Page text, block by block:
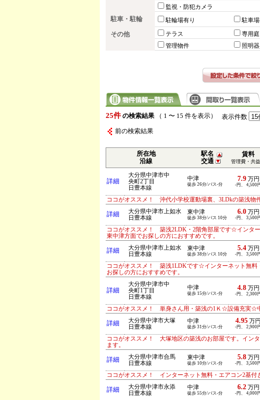
監視・防犯カメラ
駐車・駐輪 駐輪場有り 駐車場
その他 テラス 専用庭
管理物件
照明
25件 の検索結果（ 1 〜 15 件を表示） 表示件数
前の検索結果
所在地
沿線
駅名
交通
賃料
管理費・共
詳細
大分県中津市中
央町2丁目
日豊本線
中津
徒歩 26分/バス-分
7.9万円
-円、 4,500
ココがオススメ！ 沖代小学校運動場裏、3LDkの築浅物
詳細
大分県中津市上如水
日豊本線
東中津
徒歩 38分/バス 10分
6.0万円
-円、 3,500
ココがオススメ！ 築浅2LDK・2階角部屋です☆インタ
東中津方面でお探しの方におすすめです。
詳細
大分県中津市上如水
日豊本線
東中津
徒歩 38分/バス 10分
5.4万円
-円、 3,500
ココがオススメ！ 築浅1LDKです☆インターネット無料
お探しの方におすすめです。
詳細
大分県中津市中
央町1丁目
日豊本線
中津
徒歩 15分/バス-分
4.8万円
-円、 2,300
ココがオススメ！ 単身さん用・築浅の1Ｋ☆設備充実☆
詳細
大分県中津市大塚
日豊本線
中津
徒歩 31分/バス-分
4.95 万円
-円、 2,900
ココがオススメ！ 大塚地区の築浅のお部屋です。イン
ます。
詳細
大分県中津市合馬
日豊本線
東中津
徒歩 10分/バス-分
5.8万円
-円、 3,500
ココがオススメ！ インターネット無料・エアコン2基付
詳細
大分県中津市永添
日豊本線
中津
徒歩 55分/バス-分
6.2万円
-円、 4,000